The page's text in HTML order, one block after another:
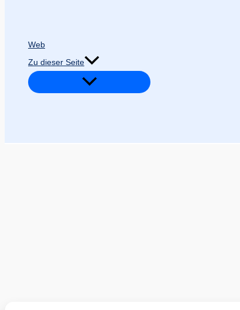
Web
Zu dieser Seite